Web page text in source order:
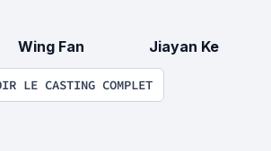
Wing Fan Jiayan Ke
LE CASTING COMPLET